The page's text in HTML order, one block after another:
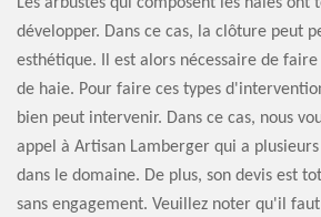
développer. Dans ce cas, la clôture peut
esthétique. Il est alors nécessaire de
de haie. Pour faire ces types
bien peut intervenir. Dans ce cas, nous
appel à Artisan Lamberger qui a
dans le domaine. De plus, son devis est
sans engagement. Veuillez noter qu'il